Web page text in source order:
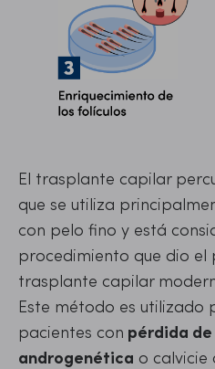
El trasplante capilar
que se utiliza
con pelo fino y está
procedimiento que dio
trasplante capilar
Este método es utilizado
pacientes con pérdida
androgenética o calvicie